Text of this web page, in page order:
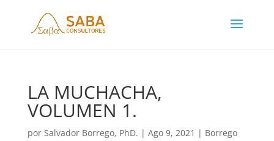
LA MUCHACHA,
VOLUMEN 1.
por Salvador Borrego, PhD. | Ago 9, 2021 | Borrego